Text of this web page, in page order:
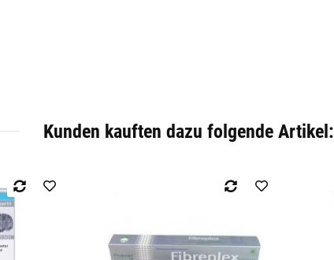
Kunden kauften dazu folgende Artikel: